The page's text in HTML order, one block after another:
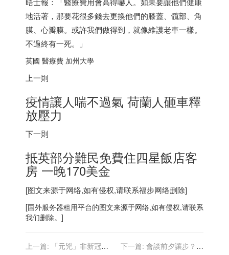
地活著，那要花很多錢去更換他們的膝蓋、髖部、角
膜、心瓣膜。或許我們做得到，就像維護老車一樣。
不過終有一死。」
英國 醫療費 加州大學
上一則
疫情讓人喘不過氣 荷蘭人砸車釋
放壓力
下一則
抵英部分難民免費住四星飯店客
房 一晚170美金
[图文来源于网络,如有侵权,请联系福步网络删除]
[国外服务器租用平台的图文来源于网络,如有侵权,请联系
我们删除。]
上一篇:
「元兇」非新冠⋯
下一篇: 會談前夕讓步？美